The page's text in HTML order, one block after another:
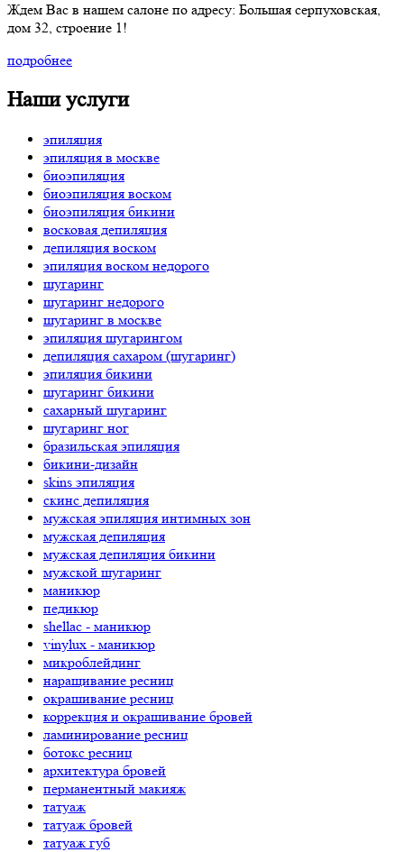
Ждем Вас в нашем салоне по адресу: Большая серпуховская,
дом 32, строение 1!
подробнее
Нашиуслуги
эпиляция
эпиляция в москве
биоэпиляция
биоэпиляция воском
биоэпиляция бикини
восковая депиляция
депиляция воском
эпиляция воском недорого
шугаринг
шугаринг недорого
шугаринг в москве
эпиляция шугарингом
депиляция сахаром (шугаринг)
эпиляция бикини
шугаринг бикини
сахарный шугаринг
шугаринг ног
бразильская эпиляция
бикини-дизайн
skins эпиляция
cкинс депиляция
мужская эпиляция интимных зон
мужская депиляция
мужская депиляция бикини
мужской шугаринг
маникюр
педикюр
shellac - маникюр
vinylux - маникюр
микроблейдинг
наращивание ресниц
окрашивание ресниц
коррекция и окрашивание бровей
ламинирование ресниц
ботокс ресниц
архитектура бровей
перманентный макияж
татуаж
татуаж бровей
татуаж губ